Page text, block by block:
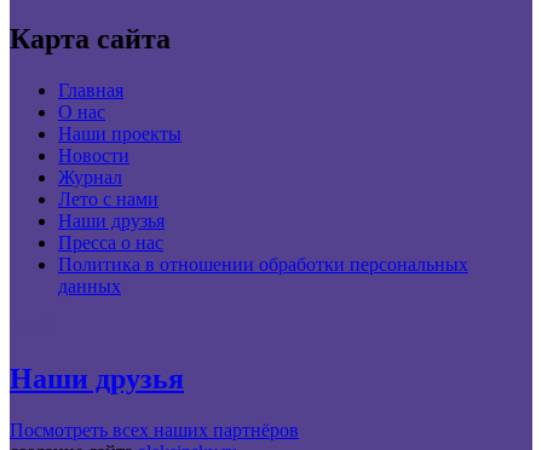
Карта сайта
Главная
О нас
Наши проекты
Новости
Журнал
Лето с нами
Наши друзья
Пресса о нас
Политика в отношении обработки персональных
данных
Наши друзья
Посмотреть всех наших партнёров